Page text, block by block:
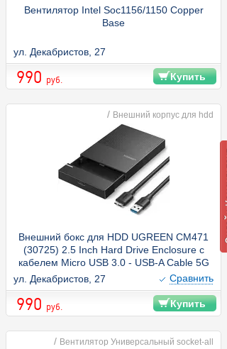
Вентилятор Intel Soc1156/1150 Copper
Base
ул. Декабристов, 27
990 руб. Купить
/ Внешний корпус для hdd
Внешний бокс для HDD UGREEN CM471
(30725) 2.5 Inch Hard Drive Enclosure с
кабелем Micro USB 3.0 - USB-A Cable 5G
черный
ул. Декабристов, 27 Cравнить
990 руб. Купить
/ Вентилятор Универсальный socket-all